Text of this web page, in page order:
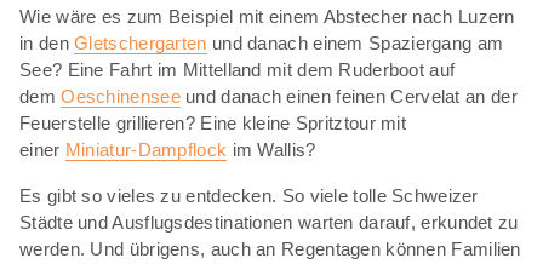
Wie wäre es zum Beispiel mit einem Abstecher nach Luzern
in denGletschergarten und danach einem Spaziergang am
See? Eine Fahrt im Mittelland mit dem Ruderboot auf
demOeschinenseeund danach einen feinen Cervelat an der
Feuerstelle grillieren? Eine kleine Spritztour mit
einer Miniatur-Dampflock im Wallis?
Es gibt so vieles zu entdecken. So viele tolle Schweizer
Städte und Ausflugsdestinationen warten darauf, erkundet zu
werden. Und übrigens, auch an Regentagen können Familien